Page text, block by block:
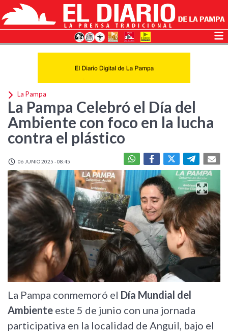
La Pampa
La Pampa Celebró el Día del
Ambiente con foco en la lucha
contra el plástico
06 JUNIO 2025 - 08:45
La Pampa conmemoró el Día Mundial del
Ambiente este 5 de junio con una jornada
participativa en la localidad de Anguil, bajo el